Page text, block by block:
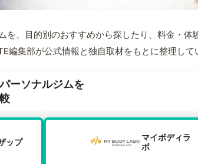
を、目的別のおすすめから探したり、料金・体
編集部が公式情報と独自取材をもとに整理して
ーソナルジムを
ップ
マイボディラ
ボ